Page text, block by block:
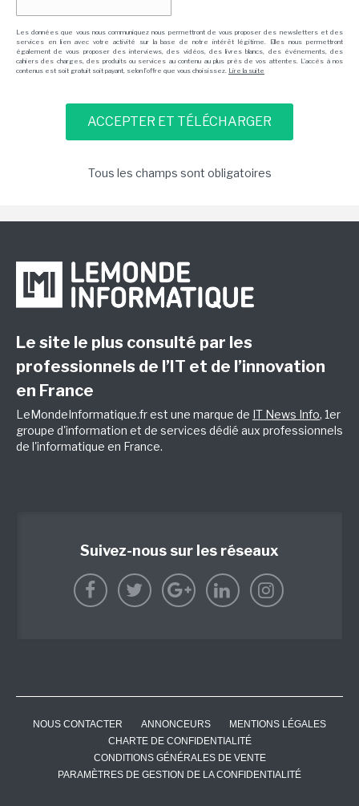
Les données que vous nous communiquez nous permettront de vous proposer des newsletters et des
services en lien avec votre activité sur la base de notre intérêt légitime. Elles nous permettront
également de vous proposer des interviews, des vidéos, des livres blancs, des événements, des
cahiers des charges, des produits ou services au contenu au plus près de vos attentes. L'accès à nos
contenus est soit gratuit soit payant, selon l'offre que vous choisissez. Lire la suite
Tous les champs sont obligatoires
Le site le plus consulté par les
professionnels de l’IT et de l’innovation
en France
LeMondeInformatique.fr est une marque de IT News Info, 1er
groupe d'information et de services dédié aux professionnels
de l'informatique en France.
Suivez-nous sur les réseaux
NOUS CONTACTER ANNONCEURS
MENTIONS LÉGALES
CHARTE DE CONFIDENTIALITÉ
CONDITIONS GÉNÉRALES DE VENTE
PARAMÈTRES DE GESTION DE LA CONFIDENTIALITÉ